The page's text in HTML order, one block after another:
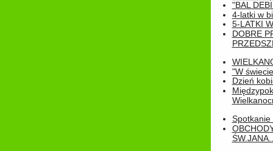
"BAL
4-latki w
5-LATKI
DOBRE
"W
Dzień
Spotkanie